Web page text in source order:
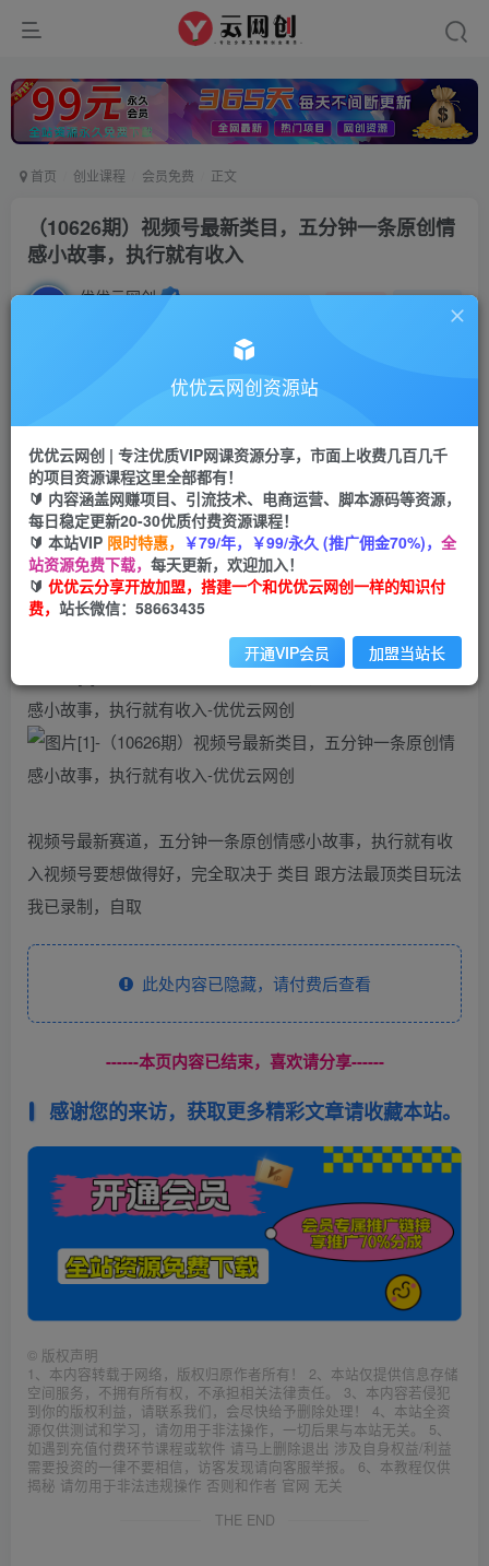
首页 创业课程 会员免费 正文
（10626期）视频号最新类目，五分钟一条原创情
感小故事，执行就有收入
优优云网创 私信
云币 9.9 云币99
会员免费
立即购买
您当前未登录！建议登陆后购买，可保存购买订单
视频号最新赛道，五分钟一条原创情感小故事，执行就有收
入视频号要想做得好，完全取决于 类目 跟方法最顶类目玩法
我已录制，自取
此处内容已隐藏，请付费后查看
------本页内容已结束，喜欢请分享------
感谢您的来访，获取更多精彩文章请收藏本站。
© 版权声明
1、本内容转载于网络，版权归原作者所有！ 2、本站仅提供信息存储
空间服务，不拥有所有权，不承担相关法律责任。 3、本内容若侵犯
到你的版权利益，请联系我们，会尽快给予删除处理！ 4、本站全资
源仅供测试和学习，请勿用于非法操作，一切后果与本站无关。 5、
如遇到充值付费环节课程或软件 请马上删除退出 涉及自身权益/利益
需要投资的一律不要相信，访客发现请向客服举报。 6、本教程仅供
揭秘 请勿用于非法违规操作 否则和作者 官网 无关
THE END
优优云网创资源站
优优云网创 | 专注优质VIP网课资源分享，市面上收费几百几千
的项目资源课程这里全部都有！
🔰 内容涵盖网赚项目、引流技术、电商运营、脚本源码等资源，
每日稳定更新20-30优质付费资源课程！
🔰 本站VIP 限时特惠， ￥79/年，￥99/永久 (推广佣金70%)， 全
站资源免费下载， 每天更新，欢迎加入！
🔰 优优云分享开放加盟，搭建一个和优优云网创一样的知识付
费， 站长微信：58663435
开通VIP会员 加盟当站长